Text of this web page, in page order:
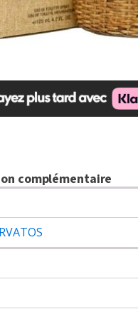
complémentaire